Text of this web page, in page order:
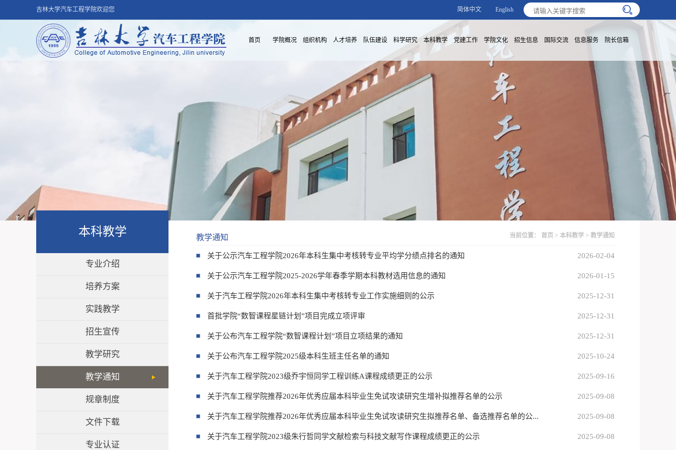
吉林大学汽车工程学院欢迎您 简体中文 English
首页 学院概况 组织机构 人才培养 队伍建设 科学研究 本科教学 党建工作 学院文化 招生信息 国际交流 信息服务 院长信箱
本科教学
专业介绍
培养方案
实践教学
招生宣传
教学研究
教学通知
规章制度
文件下载
专业认证
教学通知 当前位置： 首页 > 本科教学 > 教学通知
关于公示汽车工程学院2026年本科生集中考核转专业平均学分绩点排名的通知 2026-02-04
关于公示汽车工程学院2025-2026学年春季学期本科教材选用信息的通知 2026-01-15
关于汽车工程学院2026年本科生集中考核转专业工作实施细则的公示 2025-12-31
首批学院“数智课程星链计划”项目完成立项评审 2025-12-31
关于公布汽车工程学院“数智课程计划”项目立项结果的通知 2025-12-31
关于公布汽车工程学院2025级本科生班主任名单的通知 2025-10-24
关于汽车工程学院2023级乔宇恒同学工程训练A课程成绩更正的公示 2025-09-16
关于汽车工程学院推荐2026年优秀应届本科毕业生免试攻读研究生增补拟推荐名单的公示 2025-09-08
关于汽车工程学院推荐2026年优秀应届本科毕业生免试攻读研究生拟推荐名单、备选推荐名单的公... 2025-09-08
关于汽车工程学院2023级朱行哲同学文献检索与科技文献写作课程成绩更正的公示 2025-09-08